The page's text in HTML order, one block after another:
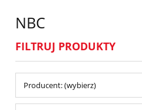
NBC
FILTRUJ PRODUKTY
Producent: (wybierz)